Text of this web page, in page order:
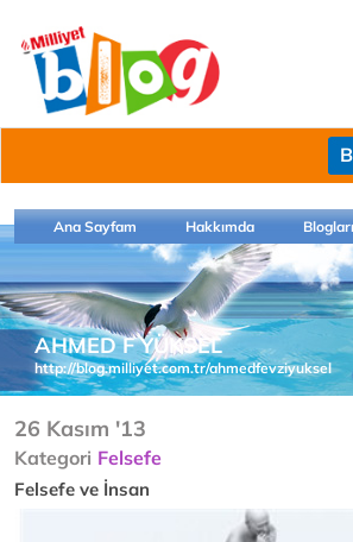
Ana Sayfam Hakkımda
AHMED F YÜKSEL
http://blog.milliyet.com.tr/ahmedfevziyuksel
26 Kasım '13
Kategori Felsefe
Felsefe ve İnsan